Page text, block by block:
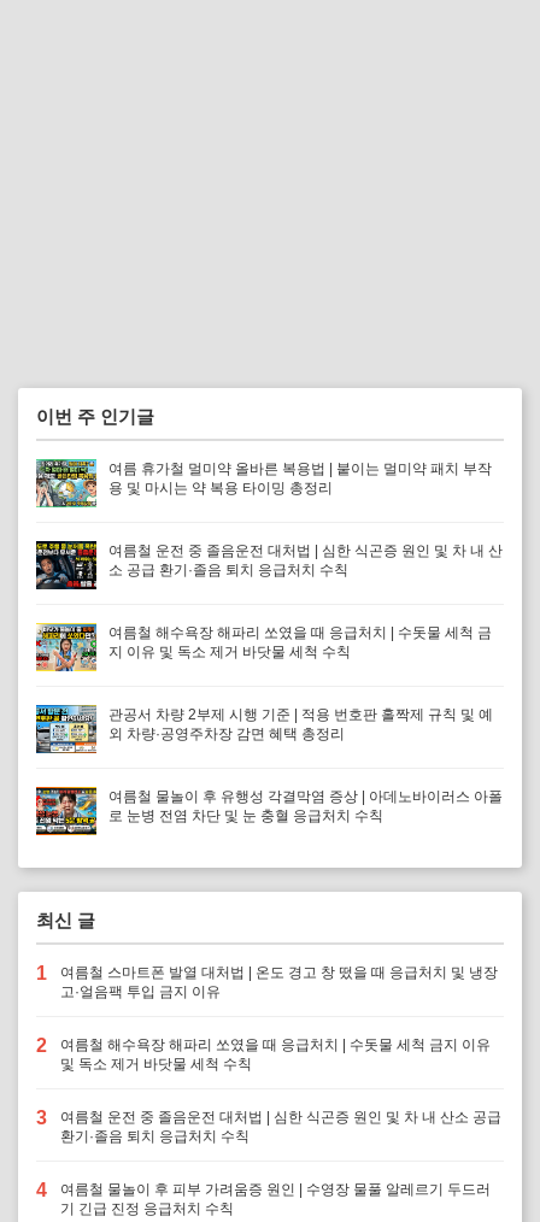
이번 주 인기글
여름 휴가철 멀미약 올바른 복용법 | 붙이는 멀미약 패치 부작
용 및 마시는 약 복용 타이밍 총정리
여름철 운전 중 졸음운전 대처법 | 심한 식곤증 원인 및 차 내 산
소 공급 환기·졸음 퇴치 응급처치 수칙
여름철 해수욕장 해파리 쏘였을 때 응급처치 | 수돗물 세척 금
지 이유 및 독소 제거 바닷물 세척 수칙
관공서 차량 2부제 시행 기준 | 적용 번호판 홀짝제 규칙 및 예
외 차량·공영주차장 감면 혜택 총정리
여름철 물놀이 후 유행성 각결막염 증상 | 아데노바이러스 아폴
로 눈병 전염 차단 및 눈 충혈 응급처치 수칙
최신 글
1
여름철 스마트폰 발열 대처법 | 온도 경고 창 떴을 때 응급처치 및 냉장
고·얼음팩 투입 금지 이유
2
여름철 해수욕장 해파리 쏘였을 때 응급처치 | 수돗물 세척 금지 이유
및 독소 제거 바닷물 세척 수칙
3
여름철 운전 중 졸음운전 대처법 | 심한 식곤증 원인 및 차 내 산소 공급
환기·졸음 퇴치 응급처치 수칙
4
여름철 물놀이 후 피부 가려움증 원인 | 수영장 물풀 알레르기 두드러
기 긴급 진정 응급처치 수칙